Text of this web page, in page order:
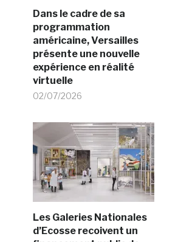
Dans le cadre de sa
programmation
américaine, Versailles
présente une nouvelle
expérience en réalité
virtuelle
02/07/2026
Les Galeries Nationales
d’Ecosse recoivent un